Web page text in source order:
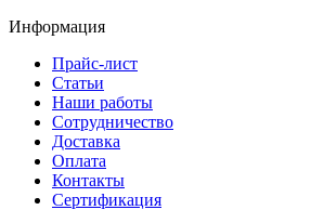
Информация
Прайс-лист
Статьи
Наши работы
Сотрудничество
Доставка
Оплата
Контакты
Сертификация